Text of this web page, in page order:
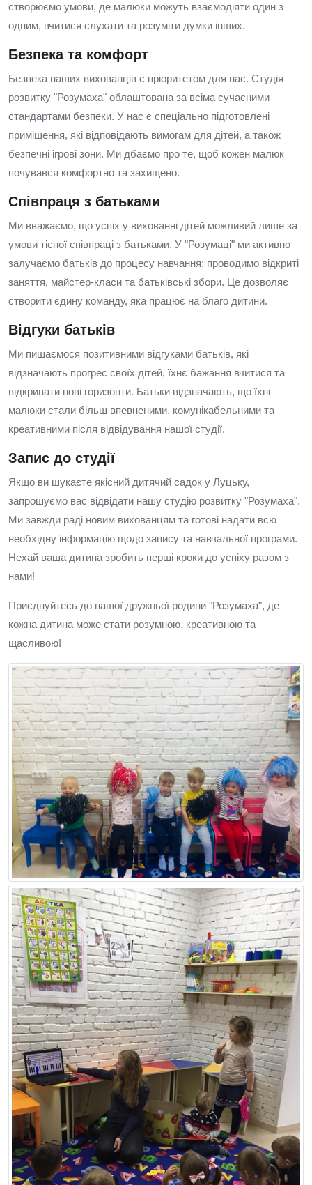
створюємо умови, де малюки можуть взаємодіяти один з
одним, вчитися слухати та розуміти думки інших.
Безпека та комфорт
Безпека наших вихованців є пріоритетом для нас. Студія
розвитку "Розумаха" облаштована за всіма сучасними
стандартами безпеки. У нас є спеціально підготовлені
приміщення, які відповідають вимогам для дітей, а також
безпечні ігрові зони. Ми дбаємо про те, щоб кожен малюк
почувався комфортно та захищено.
Співпраця з батьками
Ми вважаємо, що успіх у вихованні дітей можливий лише за
умови тісної співпраці з батьками. У "Розумаці" ми активно
залучаємо батьків до процесу навчання: проводимо відкриті
заняття, майстер-класи та батьківські збори. Це дозволяє
створити єдину команду, яка працює на благо дитини.
Відгуки батьків
Ми пишаємося позитивними відгуками батьків, які
відзначають прогрес своїх дітей, їхнє бажання вчитися та
відкривати нові горизонти. Батьки відзначають, що їхні
малюки стали більш впевненими, комунікабельними та
креативними після відвідування нашої студії.
Запис до студії
Якщо ви шукаєте якісний дитячий садок у Луцьку,
запрошуємо вас відвідати нашу студію розвитку "Розумаха".
Ми завжди раді новим вихованцям та готові надати всю
необхідну інформацію щодо запису та навчальної програми.
Нехай ваша дитина зробить перші кроки до успіху разом з
нами!
Приєднуйтесь до нашої дружньої родини "Розумаха", де
кожна дитина може стати розумною, креативною та
щасливою!